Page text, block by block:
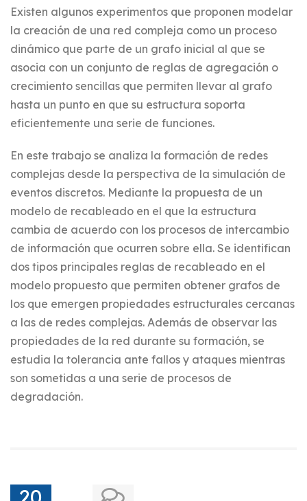
Existen algunos experimentos que proponen modelar
la creación de una red compleja como un proceso
dinámico que parte de un grafo inicial al que se
asocia con un conjunto de reglas de agregación o
crecimiento sencillas que permiten llevar al grafo
hasta un punto en que su estructura soporta
eficientemente una serie de funciones.
En este trabajo se analiza la formación de redes
complejas desde la perspectiva de la simulación de
eventos discretos. Mediante la propuesta de un
modelo de recableado en el que la estructura
cambia de acuerdo con los procesos de intercambio
de información que ocurren sobre ella. Se identifican
dos tipos principales reglas de recableado en el
modelo propuesto que permiten obtener grafos de
los que emergen propiedades estructurales cercanas
a las de redes complejas. Además de observar las
propiedades de la red durante su formación, se
estudia la tolerancia ante fallos y ataques mientras
son sometidas a una serie de procesos de
degradación.